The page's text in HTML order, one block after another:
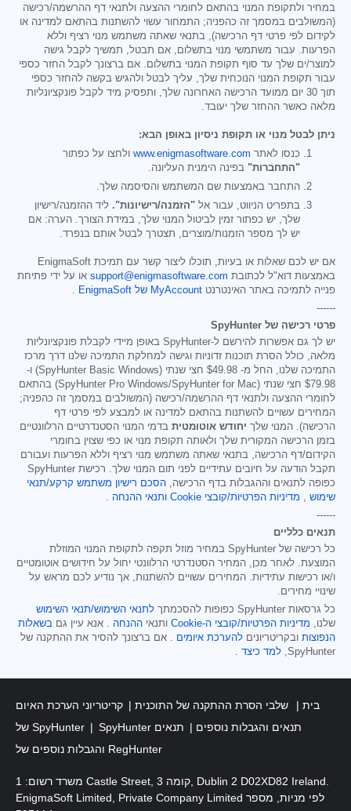
במחיר ולתקופת המנוי בהתאם לחומרי ההצעה ולתנאי דף ההרשמה/רכישה
(המשולבים במסמך זה כהפניה; התמחור עשוי להשתנות בהתאם למדינה או
לקידום לפי פרטי דף הרכישה), בתנאי שאתה משתמש מנוי רציף וללא
הפרעות. עבור משתמשי מנוי בתשלום, אם תבטל, תמשיך לקבל גישה
למוצר/ים שלך עד סוף תקופת המנוי בתשלום. אם ברצונך לקבל החזר כספי
עבור תקופת המנוי הנוכחית שלך, עליך לבטל ולהגיש בקשה להחזר כספי
תוך 30 יום ממועד הרכישה האחרונה שלך, ותפסיק מיד לקבל פונקציונליות
מלאה כאשר ההחזר שלך יעובד.
ניתן לבטל מנוי או תקופת ניסיון באופן הבא:
כנסו לאתר www.enigmasoftware.com ולחצו על כפתור
"התחברות" בפינה הימנית העליונה.
התחבר באמצעות שם המשתמש והסיסמה שלך.
בתפריט הניווט, עבור אל "הזמנה/רישיונות". ליד ההזמנה/רישיון
שלך, יש כפתור זמין לביטול המנוי שלך, במידת הצורך. הערה: אם
יש לך מספר הזמנות/מוצרים, תצטרך לבטל אותם בנפרד.
אם יש לכם שאלות או בעיות, תוכלו ליצור קשר עם תמיכת EnigmaSoft
באמצעות דוא"ל לכתובת support@enigmasoftware.com או על ידי פתיחת
פנייה לתמיכה באתר האינטרנט MyAccount של EnigmaSoft
.
------
פרטי רכישה של SpyHunter
יש לך גם אפשרות להירשם ל-SpyHunter באופן מיידי לקבלת פונקציונליות
מלאה, כולל הסרת תוכנות זדוניות וגישה למחלקת התמיכה שלנו דרך מרכז
התמיכה שלנו, החל מ- $49.98 חצי שנתי (SpyHunter Basic Windows) ו-
$79.98
חצי שנתי (SpyHunter Pro Windows/SpyHunter for Mac) בהתאם
לחומרי ההצעה ולתנאי דף ההרשמה/רכישה (המשולבים במסמך זה כהפניה;
המחירים עשויים להשתנות בהתאם למדינה או למבצע לפי פרטי דף
הרכישה). המנוי שלך יחודש אוטומטית בדמי המנוי הסטנדרטיים הרלוונטיים
בזמן הרכישה המקורית שלך ולאותה תקופת מנוי או כפי שצוין בחומרי
הקידום/דף הרכישה, בתנאי שאתה משתמש מנוי רציף וללא הפרעות ועבורם
תקבל הודעה על חיובים עתידיים לפני תום המנוי שלך. רכישת SpyHunter
כפופה לתנאים וההגבלות בדף הרכישה, הסכם רישיון משתמש קרקע/תנאי
שימוש , מדיניות הפרטיות/קובצי Cookie ותנאי ההנחה .
------
תנאים כלליים
כל רכישה של SpyHunter במחיר מוזל תקפה לתקופת המנוי המוזלת
המוצעת. לאחר מכן, המחיר הסטנדרטי הרלוונטי יחול על חידושים אוטומטיים
ו/או רכישות עתידיות. המחירים עשויים להשתנות, אך נודיע לכם מראש על
שינויי מחירים.
כל גרסאות SpyHunter כפופות להסכמתך
לתנאי השימוש/תנאי השימוש
שלנו, מדיניות הפרטיות/קובצי ה-Cookie ותנאי ההנחה . אנא עיין גם בשאלות
הנפוצות ובקריטריונים להערכת איומים . אם ברצונך להסיר את ההתקנה של
SpyHunter, למד כיצד .
בית שלבי הסרת ההתקנה של התוכנית
קריטריוני הערכת האיום
של SpyHunter
SpyHunter תנאים והגבלות נוספים
תנאים
והגבלות נוספים של RegHunter
משרד רשום: 1 Castle Street, קומה 3, Dublin 2 D02XD82 Ireland.
EnigmaSoft Limited, Private Company Limited לפי מניות, מספר